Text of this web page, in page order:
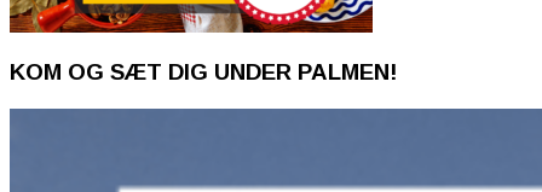
KOM OG SÆT DIG UNDER PALMEN!